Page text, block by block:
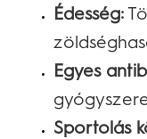
Édesség:
Egyes
Sportolás